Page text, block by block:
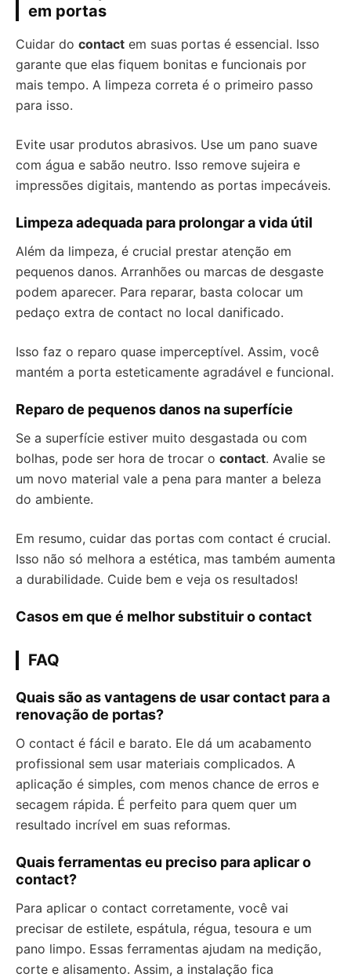
em portas
Cuidar do contact em suas portas é essencial. Isso
garante que elas fiquem bonitas e funcionais por
mais tempo. A limpeza correta é o primeiro passo
para isso.
Evite usar produtos abrasivos. Use um pano suave
com água e sabão neutro. Isso remove sujeira e
impressões digitais, mantendo as portas impecáveis.
Limpeza adequada para prolongar a vida útil
Além da limpeza, é crucial prestar atenção em
pequenos danos. Arranhões ou marcas de desgaste
podem aparecer. Para reparar, basta colocar um
pedaço extra de contact no local danificado.
Isso faz o reparo quase imperceptível. Assim, você
mantém a porta esteticamente agradável e funcional.
Reparo de pequenos danos na superfície
Se a superfície estiver muito desgastada ou com
bolhas, pode ser hora de trocar o contact. Avalie se
um novo material vale a pena para manter a beleza
do ambiente.
Em resumo, cuidar das portas com contact é crucial.
Isso não só melhora a estética, mas também aumenta
a durabilidade. Cuide bem e veja os resultados!
Casos em que é melhor substituir o contact
FAQ
Quais são as vantagens de usar contact para a
renovação de portas?
O contact é fácil e barato. Ele dá um acabamento
profissional sem usar materiais complicados. A
aplicação é simples, com menos chance de erros e
secagem rápida. É perfeito para quem quer um
resultado incrível em suas reformas.
Quais ferramentas eu preciso para aplicar o
contact?
Para aplicar o contact corretamente, você vai
precisar de estilete, espátula, régua, tesoura e um
pano limpo. Essas ferramentas ajudam na medição,
corte e alisamento. Assim, a instalação fica